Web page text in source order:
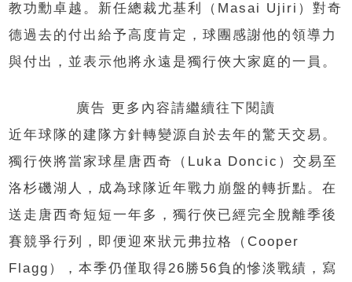
教功勳卓越。新任總裁尤基利（Masai Ujiri）對奇
德過去的付出給予高度肯定，球團感謝他的領導力
與付出，並表示他將永遠是獨行俠大家庭的一員。
廣告 更多內容請繼續往下閱讀
近年球隊的建隊方針轉變源自於去年的驚天交易。
獨行俠將當家球星唐西奇（Luka Doncic）交易至
洛杉磯湖人，成為球隊近年戰力崩盤的轉折點。在
送走唐西奇短短一年多，獨行俠已經完全脫離季後
賽競爭行列，即便迎來狀元弗拉格（Cooper
Flagg），本季仍僅取得26勝56負的慘淡戰績，寫